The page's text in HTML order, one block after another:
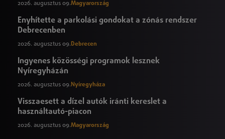
2026. augusztus 09.Magyarország
Enyhítette a parkolási gondokat a zónás rendszer
Debrecenben
2026. augusztus 09.Debrecen
Ingyenes közösségi programok lesznek
Nyíregyházán
2026. augusztus 09. Nyíregyháza
Visszaesett a dízel autók iránti kereslet a
használtautó-piacon
2026. augusztus 09.Magyarország